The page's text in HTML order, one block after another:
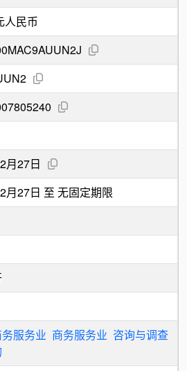
人民币
月27日
月27日 至 无固定期限
服务业 商务服务业 咨询与调查